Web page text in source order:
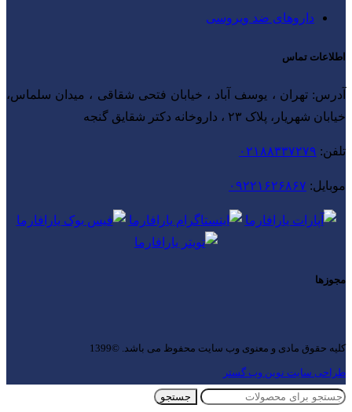
داروهای ضد ویروسی
اطلاعات تماس
آدرس: تهران ، یوسف آباد ، خیابان فتحی شقاقی ، میدان سلماس،
خیابان شهریار، پلاک ۲۳ ، داروخانه دکتر شقایق گنجه
تلفن: ۰۲۱۸۸۳۳۷۲۷۹
موبایل: ۰۹۲۲۱۶۲۶۸۶۷
مجوزها
کلیه حقوق مادی و معنوی وب سایت محفوظ می باشد. ©1399
طراحی سایت نوین وب گستر
جستجو